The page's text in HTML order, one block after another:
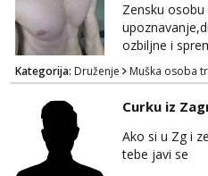
Zensku
ozbiljne i
vrijeme!
Kategorija: Druženje Muška osoba
Curku iz
Ako si u Zg i
tebe javi se